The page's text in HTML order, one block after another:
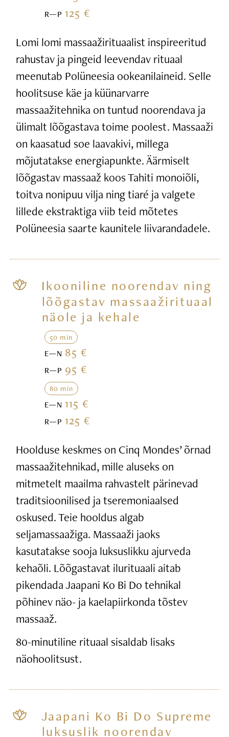
R—P125 €
Lomi lomi massaažirituaalist inspireeritud
rahustav ja pingeid leevendav rituaal
meenutab Polüneesia ookeanilaineid. Selle
hoolitsuse käe ja küünarvarre
massaažitehnika on tuntud noorendava ja
ülimalt lõõgastava toime poolest. Massaaži
on kaasatud soe laavakivi, millega
mõjutatakse energiapunkte. Äärmiselt
lõõgastav massaaž koos Tahiti monoiõli,
toitva nonipuu vilja ning tiaré ja valgete
lillede ekstraktiga viib teid mõtetes
Polüneesia saarte kaunitele liivarandadele.
Ikooniline noorendav ning
lõõgastav massaažirituaal
näole ja kehale
50 min
E—N 85 €
R—P 95 €
80 min
E—N115 €
R—P125 €
Hoolduse keskmes on Cinq Mondes’ õrnad
massaažitehnikad, mille aluseks on
mitmetelt maailma rahvastelt pärinevad
traditsioonilised ja tseremoniaalsed
oskused. Teie hooldus algab
seljamassaažiga. Massaaži jaoks
kasutatakse sooja luksuslikku ajurveda
kehaõli. Lõõgastavat ilurituaali aitab
pikendada Jaapani Ko Bi Do tehnikal
põhinev näo- ja kaelapiirkonda tõstev
massaaž.
80-minutiline rituaal sisaldab lisaks
näohoolitsust.
Jaapani Ko Bi Do Supreme
luksuslik noorendav